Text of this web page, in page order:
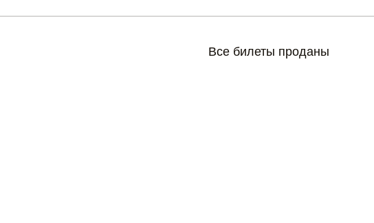
Все билеты проданы